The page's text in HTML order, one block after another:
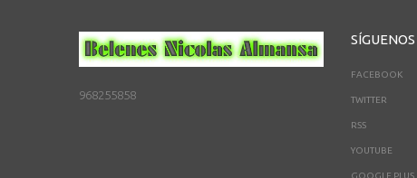
968255858
SÍGUENOS
FACEBOOK
TWITTER
RSS
YOUTUBE